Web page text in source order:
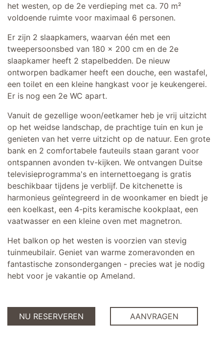
het westen, op de 2e verdieping met ca. 70 m²
voldoende ruimte voor maximaal 6 personen.
Er zijn 2 slaapkamers, waarvan één met een
tweepersoonsbed van 180 x 200 cm en de 2e
slaapkamer heeft 2 stapelbedden. De nieuw
ontworpen badkamer heeft een douche, een wastafel,
een toilet en een kleine hangkast voor je keukengerei.
Er is nog een 2e WC apart.
Vanuit de gezellige woon/eetkamer heb je vrij uitzicht
op het weidse landschap, de prachtige tuin en kun je
genieten van het verre uitzicht op de natuur. Een grote
bank en 2 comfortabele fauteuils staan garant voor
ontspannen avonden tv-kijken. We ontvangen Duitse
televisieprogramma's en internettoegang is gratis
beschikbaar tijdens je verblijf. De kitchenette is
harmonieus geïntegreerd in de woonkamer en biedt je
een koelkast, een 4-pits keramische kookplaat, een
vaatwasser en een kleine oven met magnetron.
Het balkon op het westen is voorzien van stevig
tuinmeubilair. Geniet van warme zomeravonden en
fantastische zonsondergangen - precies wat je nodig
hebt voor je vakantie op Ameland.
NU RESERVEREN AANVRAGEN